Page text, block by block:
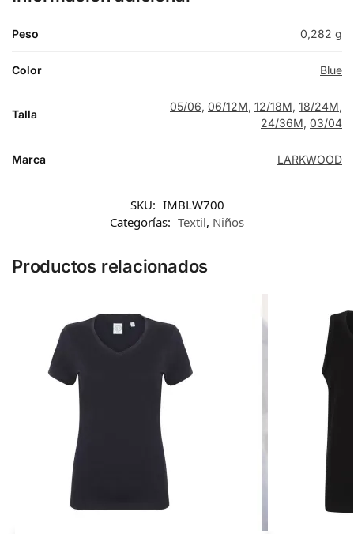
Peso 0,282 g
Color Blue
Talla
05/06, 06/12M, 12/18M, 18/24M,
24/36M, 03/04
Marca LARKWOOD
SKU: IMBLW700
Categorías: Textil, Niños
Productos relacionados